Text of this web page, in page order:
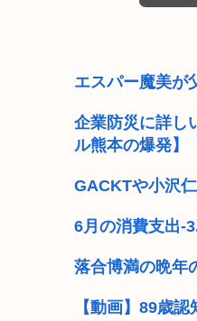
お前らって何主義？
【画像】小池百合
ワイ風俗とか行っ
【動画】女さん「
【天皇】すまん、
エスパー魔美が
企業防災に詳し
ル熊本の爆発】
GACKTや小沢
6月の消費支出-
落合博満の晩年
【動画】89歳